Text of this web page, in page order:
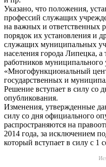
Указано, что положения,
профессий служащих
на важных и ответственных
порядок их установления и
служащих муниципальных
населения города Липецка, а
работников муниципального
«Многофункциональный
государственных и
Решение вступает в силу со
опубликования.
Изменения, утвержденные
силу со дня официального
распространяются на
2014 года, за исключением
который вступает в силу с 1